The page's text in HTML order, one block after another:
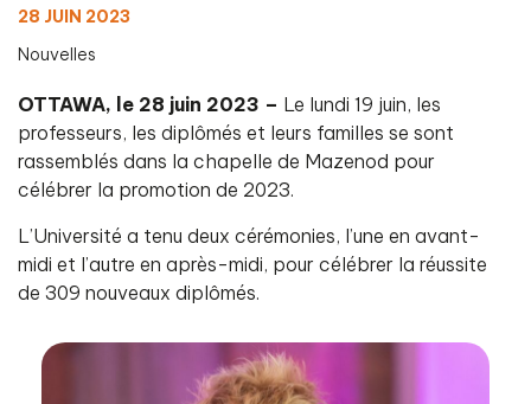
28 JUIN 2023
Nouvelles
OTTAWA, le 28 juin 2023 – Le lundi 19 juin, les
professeurs, les diplômés et leurs familles se sont
rassemblés dans la chapelle de Mazenod pour
célébrer la promotion de 2023.
L’Université a tenu deux cérémonies, l’une en avant-
midi et l’autre en après-midi, pour célébrer la réussite
de 309 nouveaux diplômés.